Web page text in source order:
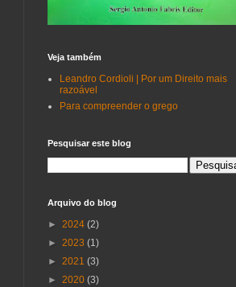
Veja também
Leandro Cordioli | Por um Direito mais
razoável
Para compreender o grego
Pesquisar este blog
Arquivo do blog
► 2024 (2)
► 2023 (1)
► 2021 (3)
► 2020 (3)